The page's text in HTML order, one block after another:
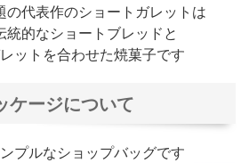
の代表作のショートガレットは
統的なショートブレッドと
ットを合わせた焼菓子です
ケージについて
プルなショップバッグです